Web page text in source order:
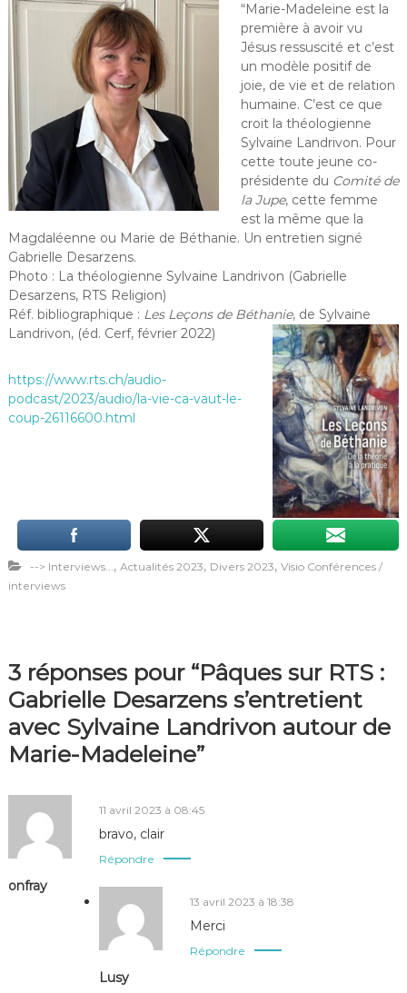
“Marie-Madeleine est la
première à avoir vu
Jésus ressuscité et c’est
un modèle positif de
joie, de vie et de relation
humaine. C’est ce que
croit la théologienne
Sylvaine Landrivon. Pour
cette toute jeune co-
présidente du Comité de
la Jupe, cette femme
est la même que la
Magdaléenne ou Marie de Béthanie. Un entretien signé
Gabrielle Desarzens.
Photo : La théologienne Sylvaine Landrivon (Gabrielle
Desarzens, RTS Religion)
Réf. bibliographique : Les Leçons de Béthanie, de Sylvaine
Landrivon, (éd. Cerf, février 2022)
https://www.rts.ch/audio-
podcast/2023/audio/la-vie-ca-vaut-le-
coup-26116600.html
--> Interviews... , Actualités 2023, Divers 2023, Visio Conférences /
interviews
3 réponses pour “Pâques sur RTS :
Gabrielle Desarzens s’entretient
avec Sylvaine Landrivon autour de
Marie-Madeleine”
onfray
11 avril 2023 à 08:45
bravo, clair
Répondre
Lusy
13 avril 2023 à 18:38
Merci
Répondre